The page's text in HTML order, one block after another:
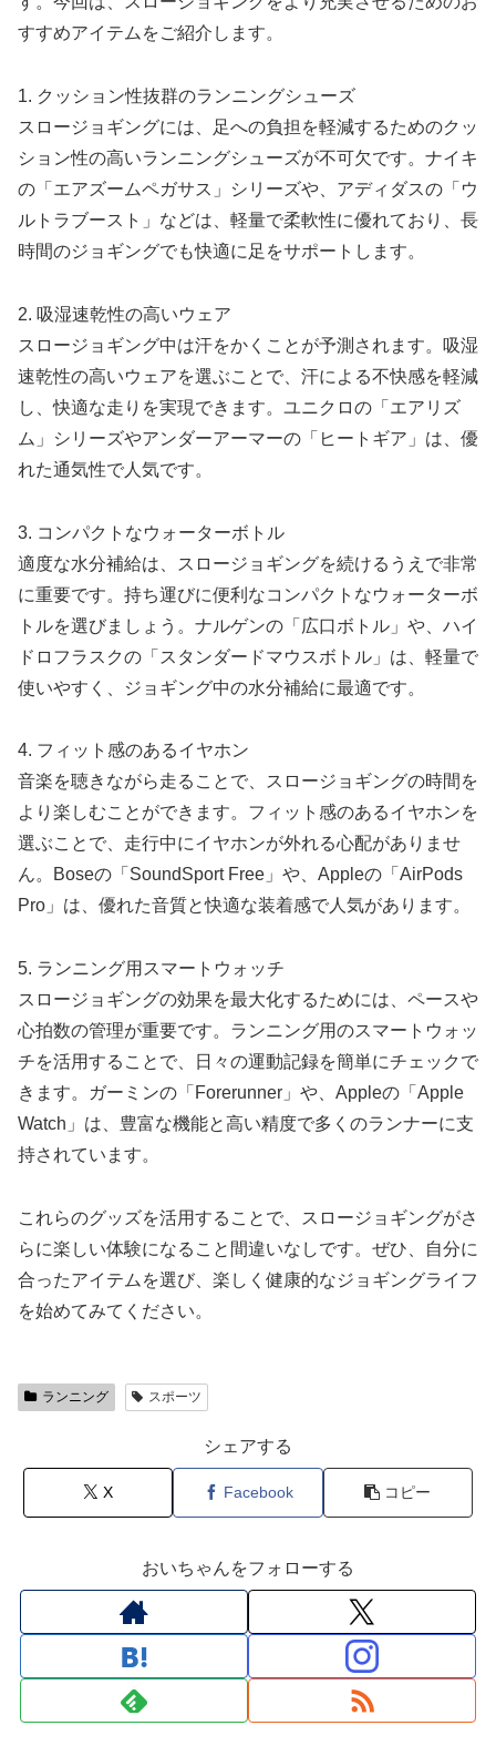
すすめアイテムをご紹介します。
1. クッション性抜群のランニングシューズ
スロージョギングには、足への負担を軽減するためのクッ
ション性の高いランニングシューズが不可欠です。ナイキ
の「エアズームペガサス」シリーズや、アディダスの「ウ
ルトラブースト」などは、軽量で柔軟性に優れており、長
時間のジョギングでも快適に足をサポートします。
2. 吸湿速乾性の高いウェア
スロージョギング中は汗をかくことが予測されます。吸湿
速乾性の高いウェアを選ぶことで、汗による不快感を軽減
し、快適な走りを実現できます。ユニクロの「エアリズ
ム」シリーズやアンダーアーマーの「ヒートギア」は、優
れた通気性で人気です。
3. コンパクトなウォーターボトル
適度な水分補給は、スロージョギングを続けるうえで非常
に重要です。持ち運びに便利なコンパクトなウォーターボ
トルを選びましょう。ナルゲンの「広口ボトル」や、ハイ
ドロフラスクの「スタンダードマウスボトル」は、軽量で
使いやすく、ジョギング中の水分補給に最適です。
4. フィット感のあるイヤホン
音楽を聴きながら走ることで、スロージョギングの時間を
より楽しむことができます。フィット感のあるイヤホンを
選ぶことで、走行中にイヤホンが外れる心配がありませ
ん。Boseの「SoundSport Free」や、Appleの「AirPods
Pro」は、優れた音質と快適な装着感で人気があります。
5. ランニング用スマートウォッチ
スロージョギングの効果を最大化するためには、ペースや
心拍数の管理が重要です。ランニング用のスマートウォッ
チを活用することで、日々の運動記録を簡単にチェックで
きます。ガーミンの「Forerunner」や、Appleの「Apple
Watch」は、豊富な機能と高い精度で多くのランナーに支
持されています。
これらのグッズを活用することで、スロージョギングがさ
らに楽しい体験になること間違いなしです。ぜひ、自分に
合ったアイテムを選び、楽しく健康的なジョギングライフ
を始めてみてください。
ランニング スポーツ
シェアする
X Facebook コピー
おいちゃんをフォローする